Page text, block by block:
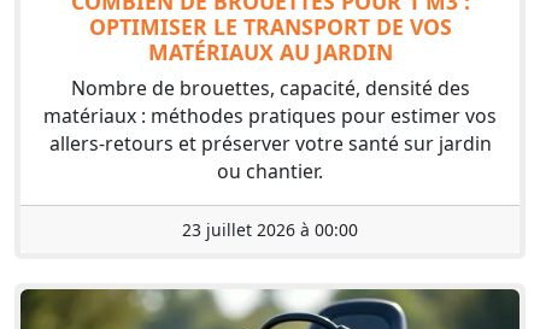
OPTIMISER LE TRANSPORT DE VOS
MATÉRIAUX AU JARDIN
Nombre de brouettes, capacité, densité des
matériaux : méthodes pratiques pour estimer vos
allers-retours et préserver votre santé sur jardin
ou chantier.
23 juillet 2026 à 00:00